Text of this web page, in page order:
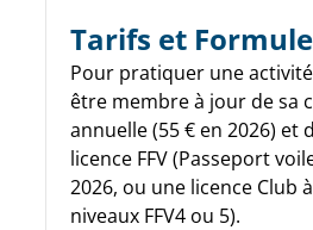
Tarifs et
Pour pratiquer une
être membre à jour de sa
annuelle (55 € en 2026) et
licence FFV (Passeport
2026, ou une licence Club
niveaux FFV4 ou 5).